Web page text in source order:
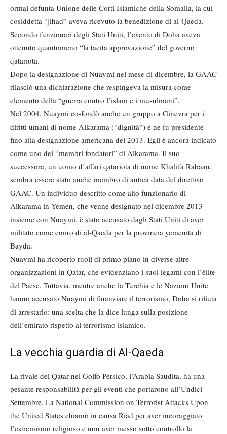
ormai defunta Unione delle Corti Islamiche della Somalia, la cui
cosiddetta “jihad” aveva ricevuto la benedizione di al-Qaeda.
Secondo funzionari degli Stati Uniti, l’evento di Doha aveva
ottenuto quantomeno “la tacita approvazione” del governo
qatariota.
Dopo la designazione di Nuaymi nel mese di dicembre, la GAAC
rilasciò una dichiarazione che respingeva la misura come
elemento della “guerra contro l’islam e i musulmani”.
Nel 2004, Nuaymi co-fondò anche un gruppo a Ginevra per i
diritti umani di nome Alkarama (“dignità”) e ne fu presidente
fino alla designazione americana del 2013. Egli è ancora indicato
come uno dei “membri fondatori” di Alkarama. Il suo
successore, un uomo d’affari qatariota di nome Khalifa Rabaan,
sembra essere stato anche membro di antica data del direttivo
GAAC. Un individuo descritto come alto funzionario di
Alkarama in Yemen, che venne designato nel dicembre 2013
insieme con Nuaymi, è stato accusato dagli Stati Uniti di aver
militato come emiro di al-Qaeda per la provincia yemenita di
Bayda.
Nuaymi ha ricoperto ruoli di primo piano in diverse altre
organizzazioni in Qatar, che evidenziano i suoi legami con l’èlite
del Paese. Tuttavia, mentre anche la Turchia e le Nazioni Unite
hanno accusato Nuaymi di finanziare il terrorismo, Doha si rifiuta
di arrestarlo: una scelta che la dice lunga sulla posizione
dell’emirato rispetto al terrorismo islamico.
La vecchia guardia di Al-Qaeda
La rivale del Qatar nel Golfo Persico, l’Arabia Saudita, ha una
pesante responsabilità per gli eventi che portarono all’Undici
Settembre. La National Commission on Terrorist Attacks Upon
the United States chiamò in causa Riad per aver incoraggiato
l’estremismo religioso e non aver messo sotto controllo la